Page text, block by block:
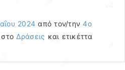
2024 από τον/την4ο
στο Δράσεις και ετικέττα